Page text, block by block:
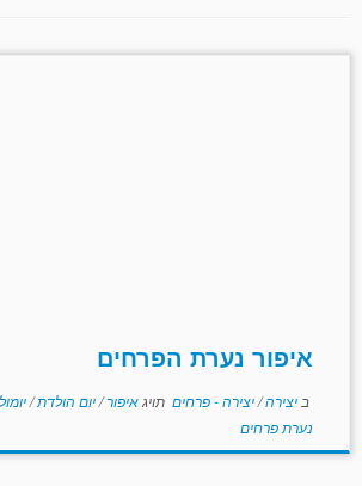
איפור נערת הפרחים
ב יצירה/יצירה - פרחים תויגאיפור/יום הולדת/
נערת פרחים